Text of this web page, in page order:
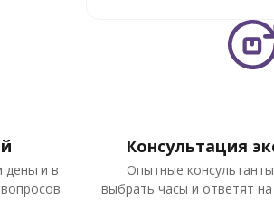
в
Консультация
Опытные
выбрать часы и ответят